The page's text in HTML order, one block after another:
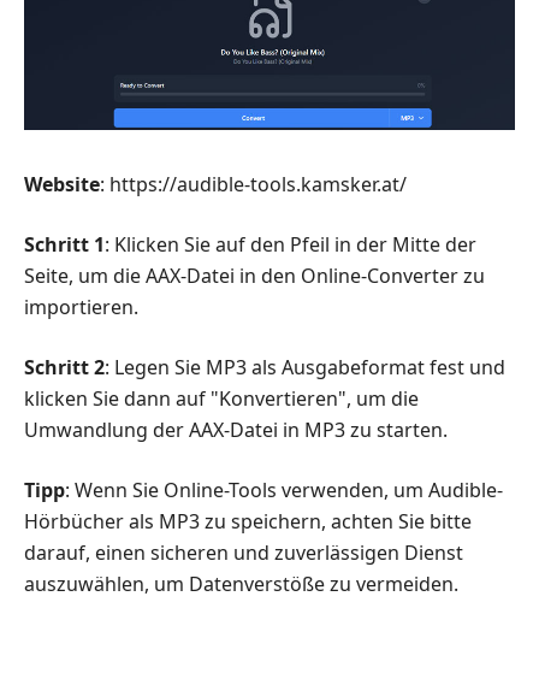
Website: https://audible-tools.kamsker.at/
Schritt 1: Klicken Sie auf den Pfeil in der Mitte der
Seite, um die AAX-Datei in den Online-Converter zu
importieren.
Schritt 2: Legen Sie MP3 als Ausgabeformat fest und
klicken Sie dann auf "Konvertieren", um die
Umwandlung der AAX-Datei in MP3 zu starten.
Tipp: Wenn Sie Online-Tools verwenden, um Audible-
Hörbücher als MP3 zu speichern, achten Sie bitte
darauf, einen sicheren und zuverlässigen Dienst
auszuwählen, um Datenverstöße zu vermeiden.